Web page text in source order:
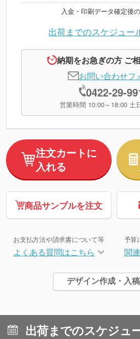
入金・印刷データ確定後
出荷までのスケジュー
納期をお急ぎの方 ご
お問い合わせフ
0422-29-
営業時間 10:00～18:00 土
注文カートに
入れる
商品サンプルを注文
お支払方法や請求書について等
よくある質問はこちら
予算
関
デザイン作成・入
出荷までのスケジュ